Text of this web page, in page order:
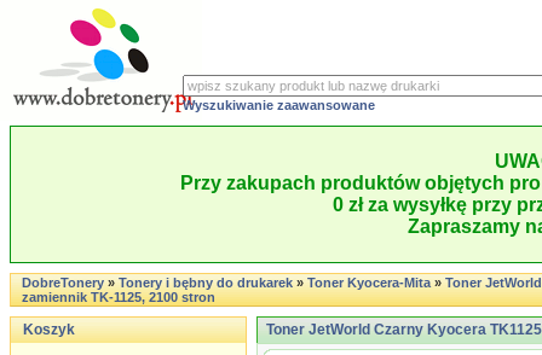
Wyszukiwanie zaawansowane
Przy zakupach produktów objętych
0 zł za wysyłkę przy
Zapraszamy
DobreTonery»Tonery i bębny do drukarek»Toner Kyocera-Mita»Toner
zamiennik TK-1125, 2100 stron
Koszyk Toner JetWorld Czarny Kyocera